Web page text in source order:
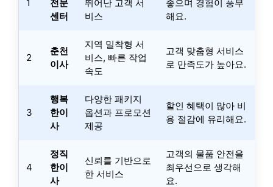
1
전문
센터
뛰어난 고객 서
비스
좋으며 경험이 풍부
해요.
2
춘천
이사
지역 밀착형 서
비스, 빠른 작업
속도
고객 맞춤형 서비스
로 만족도가 높아요.
3
행복
한이
사
다양한 패키지
옵션과 프로모션
제공
할인 혜택이 많아 비
용 절감에 유리해요.
4
정직
한이
사
신뢰를 기반으로
한 서비스
고객의 물품 안전을
최우선으로 생각해
요.